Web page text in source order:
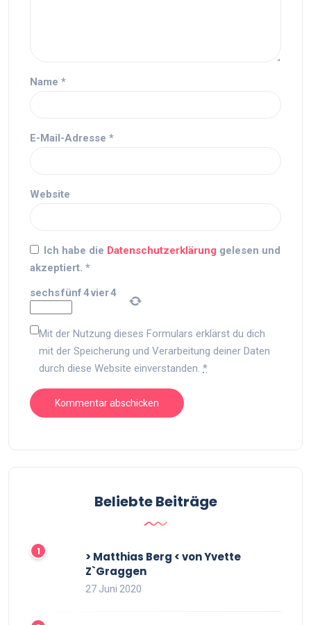
Name *
E-Mail-Adresse *
Website
Ich habe die Datenschutzerklärung gelesen und
akzeptiert. *
sechsfünf4vier4
Mit der Nutzung dieses Formulars erklärst du dich
mit der Speicherung und Verarbeitung deiner Daten
durch diese Website einverstanden. *
Beliebte Beiträge
> Matthias Berg < von Yvette
Z`Graggen
27 Juni 2020